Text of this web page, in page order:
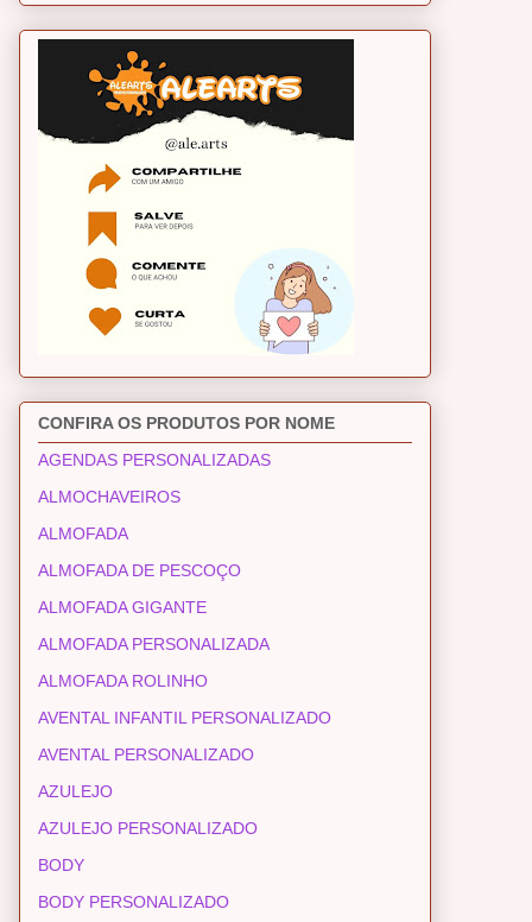
CONFIRA OS PRODUTOS POR NOME
AGENDAS PERSONALIZADAS
ALMOCHAVEIROS
ALMOFADA
ALMOFADA DE PESCOÇO
ALMOFADA GIGANTE
ALMOFADA PERSONALIZADA
ALMOFADA ROLINHO
AVENTAL INFANTIL PERSONALIZADO
AVENTAL PERSONALIZADO
AZULEJO
AZULEJO PERSONALIZADO
BODY
BODY PERSONALIZADO